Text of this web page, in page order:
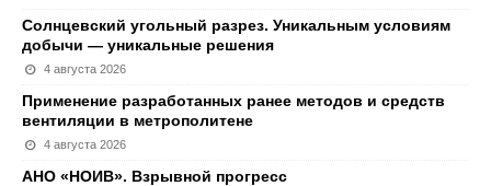
Солнцевский угольный разрез. Уникальным условиям
добычи — уникальные решения
4 августа 2026
Применение разработанных ранее методов и средств
вентиляции в метрополитене
4 августа 2026
АНО «НОИВ». Взрывной прогресс